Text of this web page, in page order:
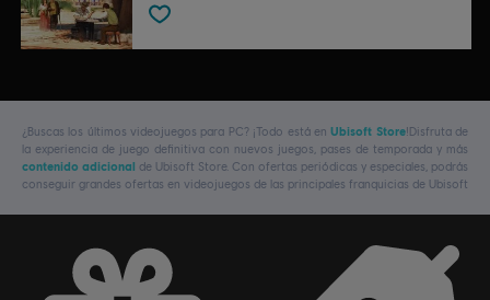
¿Buscas los últimos videojuegos para PC? ¡Todo está enUbisoft Store!Disfruta de
la experiencia de juego definitiva con nuevos juegos, pases de temporada y más
contenido adicional de Ubisoft Store. Con ofertas periódicas y especiales, podrás
conseguir grandes ofertas en videojuegos de las principales franquicias de Ubisoft